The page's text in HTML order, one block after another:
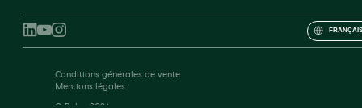
Conditions générales de vente
Mentions légales